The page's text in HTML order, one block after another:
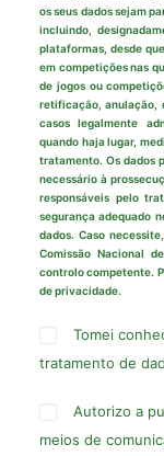
os seus dados sejam
incluindo,
plataformas, desde
em competições nas
de jogos ou
retificação, anulação,
casos legalmente
quando haja lugar,
tratamento. Os dados
necessário à
responsáveis pelo
segurança adequado
dados. Caso
Comissão Nacional
controlo competente.
de privacidade.
Tomei
tratamento de
Autorizo a
meios de